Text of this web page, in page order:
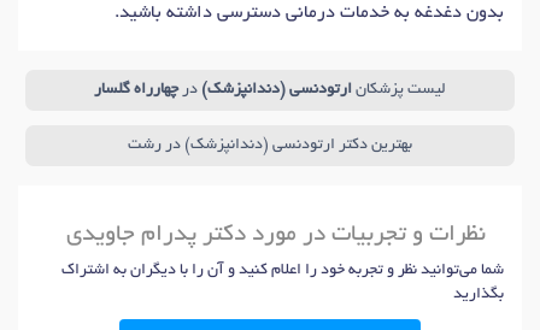
بدون دغدغه به خدمات درمانی دسترسی داشته باشید.
لیست پزشکان ارتودنسی (دندانپزشک) درچهارراه گلسار
بهترین دکتر ارتودنسی (دندانپزشک) در رشت
نظرات و تجربیات در مورد دکتر پدرام جاویدی
شما می‌توانید نظر و تجربه خود را اعلام کنید و آن را با دیگران به اشتراک
بگذارید